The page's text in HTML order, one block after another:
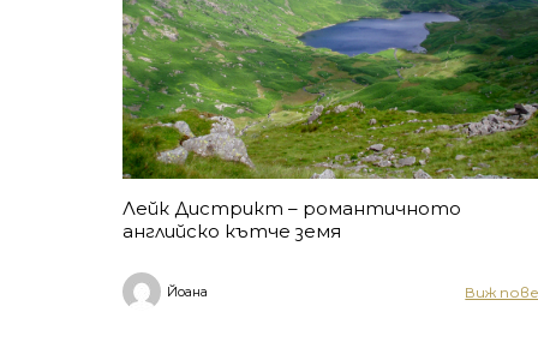
Лейк Дистрикт – романтичното
английско кътче земя
Йоана Виж